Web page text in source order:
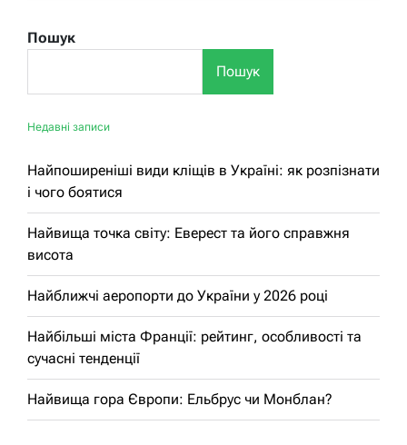
Пошук
Пошук
Недавні записи
Найпоширеніші види кліщів в Україні: як розпізнати
і чого боятися
Найвища точка світу: Еверест та його справжня
висота
Найближчі аеропорти до України у 2026 році
Найбільші міста Франції: рейтинг, особливості та
сучасні тенденції
Найвища гора Європи: Ельбрус чи Монблан?